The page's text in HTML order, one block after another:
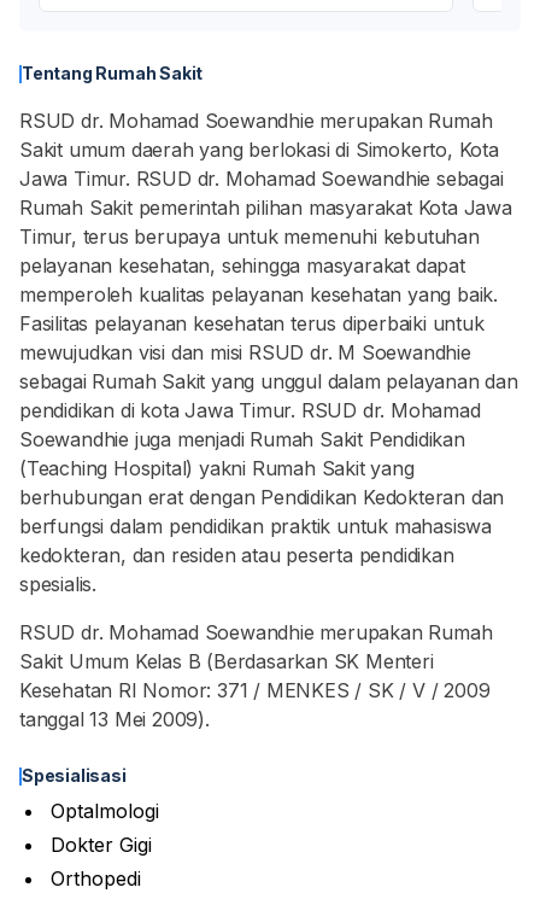
Tentang Rumah Sakit
RSUD dr. Mohamad Soewandhie merupakan Rumah
Sakit umum daerah yang berlokasi di Simokerto, Kota
Jawa Timur. RSUD dr. Mohamad Soewandhie sebagai
Rumah Sakit pemerintah pilihan masyarakat Kota Jawa
Timur, terus berupaya untuk memenuhi kebutuhan
pelayanan kesehatan, sehingga masyarakat dapat
memperoleh kualitas pelayanan kesehatan yang baik.
Fasilitas pelayanan kesehatan terus diperbaiki untuk
mewujudkan visi dan misi RSUD dr. M Soewandhie
sebagai Rumah Sakit yang unggul dalam pelayanan dan
pendidikan di kota Jawa Timur. RSUD dr. Mohamad
Soewandhie juga menjadi Rumah Sakit Pendidikan
(Teaching Hospital) yakni Rumah Sakit yang
berhubungan erat dengan Pendidikan Kedokteran dan
berfungsi dalam pendidikan praktik untuk mahasiswa
kedokteran, dan residen atau peserta pendidikan
RSUD dr. Mohamad Soewandhie merupakan Rumah
Sakit Umum Kelas B (Berdasarkan SK Menteri
Kesehatan RI Nomor: 371 / MENKES / SK / V / 2009
tanggal 13 Mei 2009).
Spesialisasi
Optalmologi
Dokter Gigi
Orthopedi